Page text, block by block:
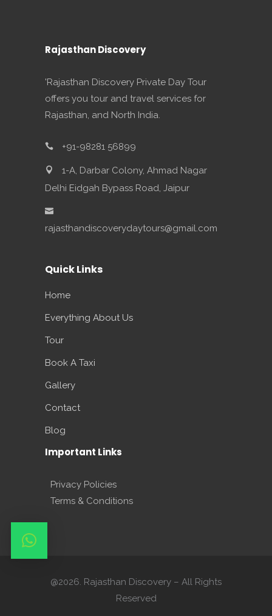
Rajasthan Discovery
'Rajasthan Discovery Private Day Tour
offers you tour and travel services for
Rajasthan, and North India.
+91-98281 56899
1-A, Darbar Colony, Ahmad Nagar
Delhi Eidgah Bypass Road, Jaipur
rajasthandiscoverydaytours@gmail.com
Quick Links
Home
Everything About Us
Tour
Book A Taxi
Gallery
Contact
Blog
Important Links
Privacy Policies
Terms & Conditions
@2026. Rajasthan Discovery – All Rights
Reserved